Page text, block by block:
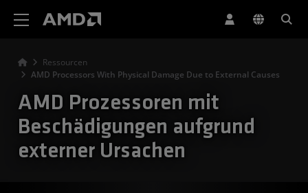
Ressourcen
AMD Processors With Physical Damage Due to External Causes
AMD Prozessoren mit
Beschädigungen aufgrund
externer Ursachen